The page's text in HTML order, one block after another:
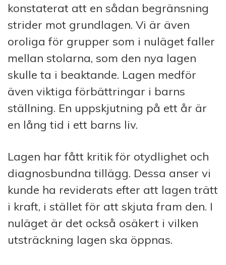
konstaterat att en sådan begränsning
strider mot grundlagen. Vi är även
oroliga för grupper som i nuläget faller
mellan stolarna, som den nya lagen
skulle ta i beaktande. Lagen medför
även viktiga förbättringar i barns
ställning. En uppskjutning på ett år är
en lång tid i ett barns liv.
Lagen har fått kritik för otydlighet och
diagnosbundna tillägg. Dessa anser vi
kunde ha reviderats efter att lagen trätt
i kraft, i stället för att skjuta fram den. I
nuläget är det också osäkert i vilken
utsträckning lagen ska öppnas.